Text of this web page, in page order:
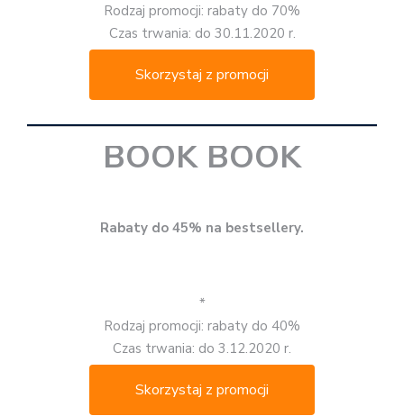
Rodzaj promocji: rabaty do 70%
Czas trwania: do 30.11.2020 r.
Skorzystaj z promocji
BOOK BOOK
Rabaty do 45% na bestsellery.
*
Rodzaj promocji: rabaty do 40%
Czas trwania: do 3.12.2020 r.
Skorzystaj z promocji